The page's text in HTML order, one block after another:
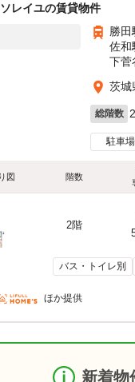
レイユの賃貸物件
勝田
佐和
下菅
茨城
総階数
駐車
図 階数
2階
バス・トイレ別
ほか提供
新着物